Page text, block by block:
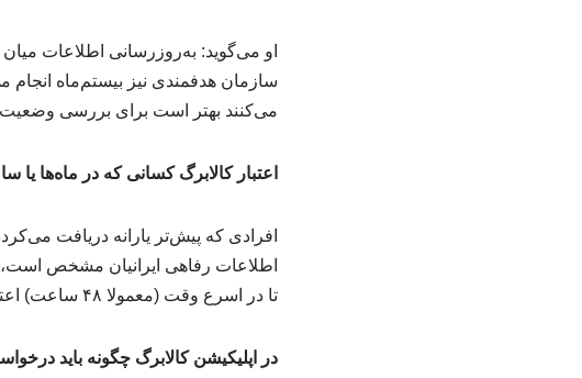
او می‌گوید: به‌روزرسانی اطلاعات
سازمان هدفمندی نیز بیستم‌ماه
می‌کنند بهتر است برای بررسی وضعیت کالابرگ خود به
اعتبار کالابرگ کسانی که در ماه‌ها
افرادی که پیش‌تر یارانه دریافت
اطلاعات رفاهی ایرانیان مشخص است،
تا در اسرع وقت (معمولا ۴۸ ساعت) اعتبار ۴ ماهه برای آنها شارژ شود.
در اپلیکیشن کالابرگ چگونه باید